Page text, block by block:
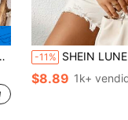
-11% SHEIN LUNE Blusa corta casual con hombros
$8.89 1k+